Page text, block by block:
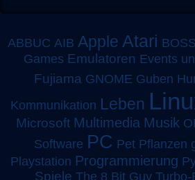
ABBUC AIB Apple Atari
Games Emulatoren Events
Fujiama GNOME Guben
Kommunikation Leben
Microsoft Multimedia Musik
Software PC Pet Pflanzen
Playstation Programmierung
Spiele The 8 Bit Guy Turbo-